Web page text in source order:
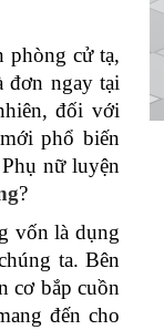
phòng cử tạ,
đơn ngay tại
đối với
phổ biến
nữ luyện
?
vốn là dụng
ta. Bên
cơ bắp cuồn
đến cho